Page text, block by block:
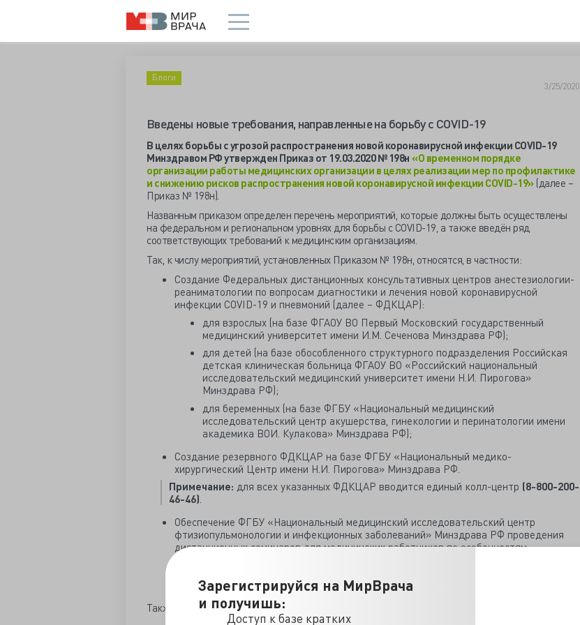
Зарегистрируйся на МирВрача
и получишь:
Доступ к базе кратких
Блоги
3/25/2020
Введены новые требования, направленные на борьбу с COVID-19
В целях борьбы с угрозой распространения новой коронавирусной инфекции COVID-19
Минздравом РФ утвержден Приказ от 19.03.2020 № 198н «О временном порядке
организации работы медицинских организации в целях реализации мер по профилактике
и снижению рисков распространения новой коронавирусной инфекции COVID-19»(далее –
Приказ № 198н).
Названным приказом определен перечень мероприятий, которые должны быть осуществлены
на федеральном и региональном уровнях для борьбы с COVID-19, а также введён ряд
соответствующих требований к медицинским организациям.
Так, к числу мероприятий, установленных Приказом № 198н, относятся, в частности:
Создание Федеральных дистанционных консультативных центров анестезиологии-
реаниматологии по вопросам диагностики и лечения новой коронавирусной
инфекции COVID-19 и пневмоний (далее – ФДКЦАР):
для взрослых (на базе ФГАОУ ВО Первый Московский государственный
медицинский университет имени И.М. Сеченова Минздрава РФ);
для детей (на базе обособленного структурного подразделения Российская
детская клиническая больница ФГАОУ ВО «Российский национальный
исследовательский медицинский университет имени Н.И. Пирогова»
Минздрава РФ);
для беременных (на базе ФГБУ «Национальный медицинский
исследовательский центр акушерства, гинекологии и перинатологии имени
академика ВОИ. Кулакова» Минздрава РФ);
Создание резервного ФДКЦАР на базе ФГБУ «Национальный медико-
хирургический Центр имени Н.И. Пирогова» Минздрава РФ.
Примечание: для всех указанных ФДКЦАР вводится единый колл-центр (8-800-200-
46-46).
Обеспечение ФГБУ «Национальный медицинский исследовательский центр
фтизиопульмонологии и инфекционных заболеваний» Минздрава РФ проведения
дистанционных семинаров для медицинских работников по особенностям
Также
в Приказе № 198н утверждены: